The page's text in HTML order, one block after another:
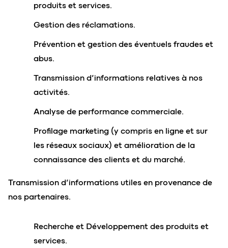
produits et services.
Gestion des réclamations.
Prévention et gestion des éventuels fraudes et
abus.
Transmission d’informations relatives à nos
activités.
Analyse de performance commerciale.
Profilage marketing (y compris en ligne et sur
les réseaux sociaux) et amélioration de la
connaissance des clients et du marché.
Transmission d’informations utiles en provenance de
nos partenaires.
Recherche et Développement des produits et
services.